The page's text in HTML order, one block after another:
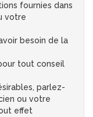
fournies dans
votre
besoin de la
tout conseil
parlez-
ou votre
effet